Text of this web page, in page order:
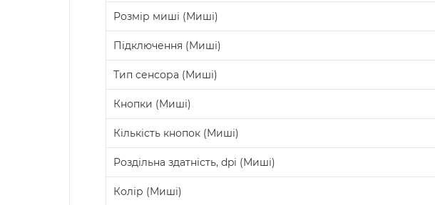
Розмір миші (Миші)
Підключення (Миші)
Тип сенсора (Миші)
Кнопки (Миші)
Кількість кнопок (Миші)
Роздільна здатність, dpi (Миші)
Колір (Миші)